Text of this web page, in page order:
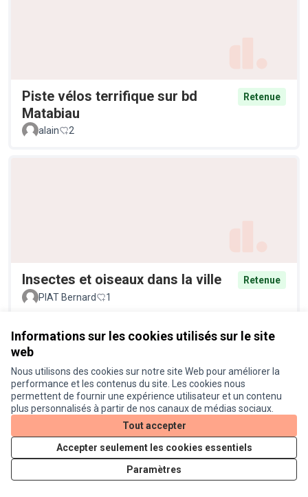
Informations sur les cookies utilisés sur le site
web
Nous utilisons des cookies sur notre site Web pour améliorer la
performance et les contenus du site. Les cookies nous
permettent de fournir une expérience utilisateur et un contenu
plus personnalisés à partir de nos canaux de médias sociaux.
Tout accepter
Accepter seulement les cookies essentiels
Paramètres
Piste vélos terrifique sur bd
Matabiau
Retenue
alain 2
Insectes et oiseaux dans la ville
Retenue
PIAT Bernard
1
Eisenhower : Arbres pour pistes
cyclables
Retenue
Daniram 6